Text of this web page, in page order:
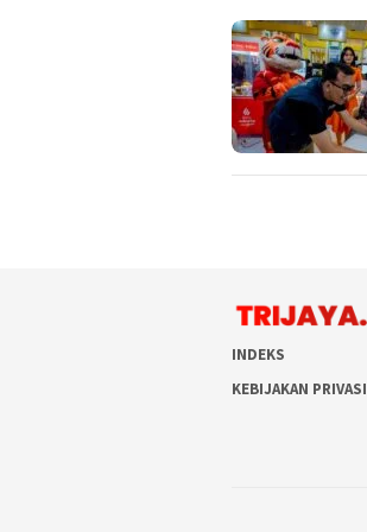
INDEKS
KEBIJAKAN PRIVASI